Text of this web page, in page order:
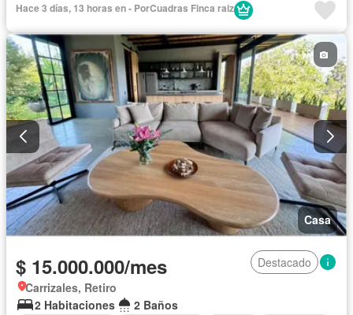
Hace 3 días, 13 horas en - PorCuadras Finca raiz
Casa
$ 15.000.000/mes
Destacado
Carrizales, Retiro
2 Habitaciones
2 Baños